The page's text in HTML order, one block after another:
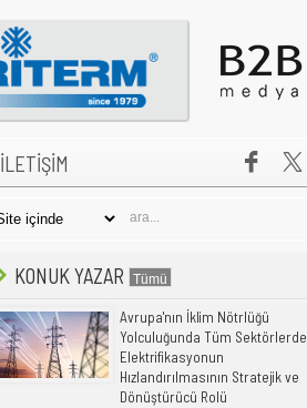
İLETİŞİM 
KONUK YAZAR
Avrupa'nın İklim Nötrlüğü
Yolculuğunda Tüm Sektörlerde
Elektrifikasyonun
Hızlandırılmasının Stratejik ve
Dönüştürücü Rolü